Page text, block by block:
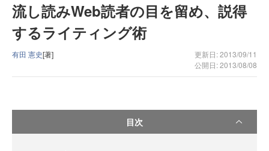
流し読みWeb読者の目を留め、説得
するライティング術
有田 憲史[著]
更新日: 2013/09/11
公開日: 2013/08/08
目次